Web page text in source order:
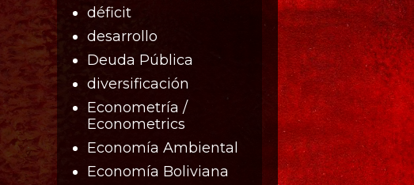
déficit
desarrollo
Deuda Pública
diversificación
Econometría /
Econometrics
Economía Ambiental
Economía Boliviana